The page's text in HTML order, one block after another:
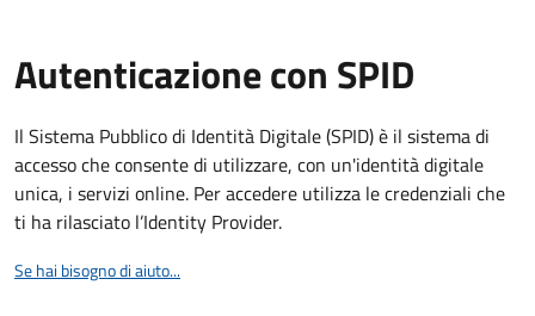
Autenticazione con SPID
Il Sistema Pubblico di Identità Digitale (SPID) è il sistema di
accesso che consente di utilizzare, con un'identità digitale
unica, i servizi online. Per accedere utilizza le credenziali che
ti ha rilasciato l’Identity Provider.
Se hai bisogno di aiuto...